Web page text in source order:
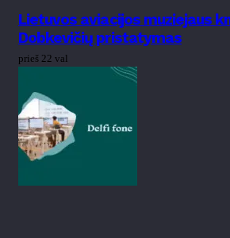
Lietuvos aviacijos muziejaus
Dobkevičių pristatymas
prieš 22 val